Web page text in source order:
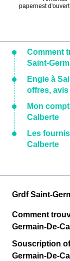
papernest
Comment
Saint-
Engie à
offres, avis
Mon
Calberte
Les
Calberte
Grdf Saint-
Comment
Germain-De-
Souscription
Germain-De-